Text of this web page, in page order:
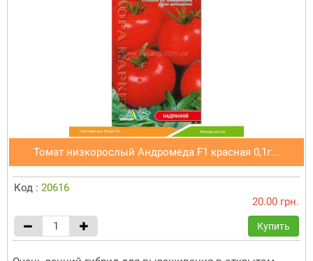
Томат низкорослый Андромеда F1 красная 0,1г...
Код : 20616
20.00 грн.
Купить